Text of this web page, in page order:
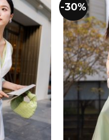
-30%